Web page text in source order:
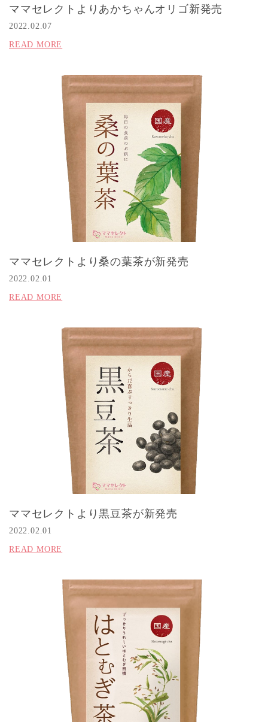
ママセレクトよりあかちゃんオリゴ新発売
2022.02.07
READ MORE
ママセレクトより桑の葉茶が新発売
2022.02.01
READ MORE
ママセレクトより黒豆茶が新発売
2022.02.01
READ MORE